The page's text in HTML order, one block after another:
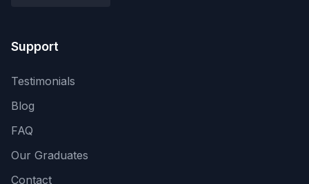
Support
Testimonials
Blog
FAQ
Our Graduates
Contact